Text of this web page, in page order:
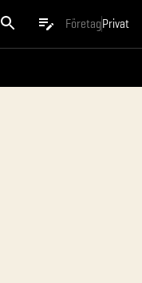
FöretagPrivat